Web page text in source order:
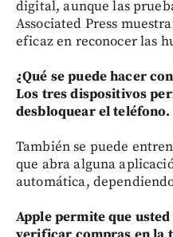
digital, aunque las
Associated Press
eficaz en reconocer las
¿Qué se puede hacer
Los tres dispositivos
desbloquear el teléfono.
También se puede
que abra alguna
automática,
Apple permite que